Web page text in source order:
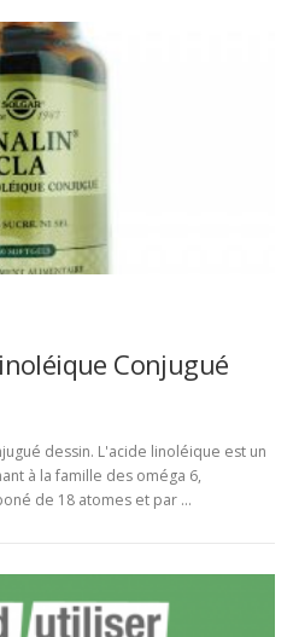
Conjugué
dessin. L'acide linoléique est un
à la famille des oméga 6,
de 18 atomes et par …